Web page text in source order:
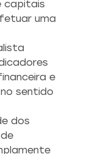
capitais
uma
e
sentido
dos